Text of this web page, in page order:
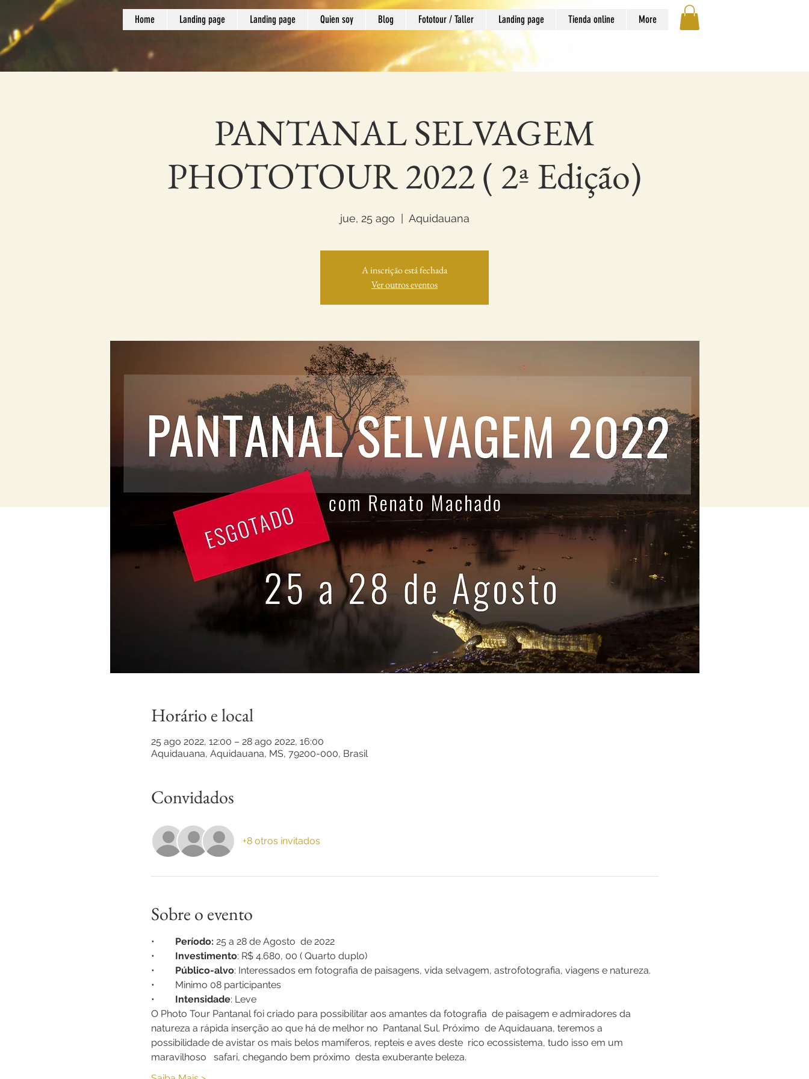
Home Landing page Landing page Quien soy Blog Fototour / Taller Landing page Tienda online More
PANTANAL SELVAGEM
PHOTOTOUR 2022 ( 2ª Edição)
jue, 25 ago
  |
Aquidauana
A inscrição está fechada
Ver outros eventos
Horário e local
25 ago 2022, 12:00 – 28 ago 2022, 16:00
Aquidauana, Aquidauana, MS, 79200-000, Brasil
Convidados
+8 otros invitados
Sobre o evento
Período: 25 a 28 de Agosto  de 2022
Investimento: R$ 4.680, 00 ( Quarto duplo)
Público-alvo: Interessados em fotografia de paisagens, vida selvagem, astrofotografia, viagens e natureza.
•	Minimo 08 participantes
Intensidade: Leve
O Photo Tour Pantanal foi criado para possibilitar aos amantes da fotografia  de paisagem e admiradores da
natureza a rápida inserção ao que há de melhor no  Pantanal Sul. Próximo  de Aquidauana, teremos a
possibilidade de avistar os mais belos mamíferos, repteis e aves deste  rico ecossistema, tudo isso em um
maravilhoso   safari, chegando bem próximo  desta exuberante beleza.